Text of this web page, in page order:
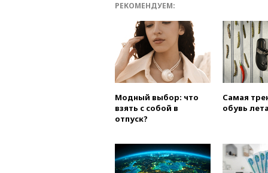
РЕКОМЕНДУЕМ:
Модный выбор: что
взять с собой в
отпуск?
Самая
обувь